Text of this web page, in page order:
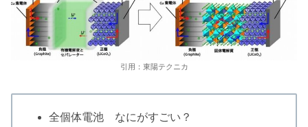
引用：東陽テクニカ
全個体電池 なにがすごい？